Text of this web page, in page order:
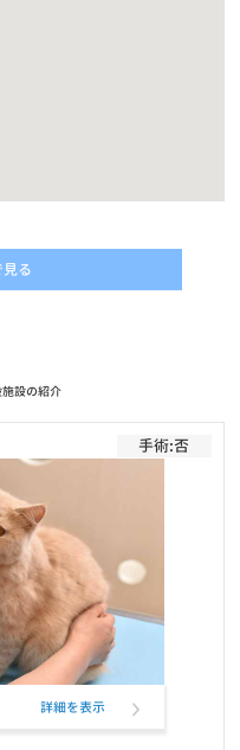
込みについて
の販売価格改定（値上
追加のお知らせ
お知らせ
る
設の紹介
手術:否
詳細を表示